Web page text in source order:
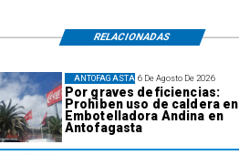
6 De Agosto De 2026
Por graves deficiencias:
Prohiben uso de caldera en
Embotelladora Andina en
Antofagasta
ANTOFAGASTA
RELACIONADAS